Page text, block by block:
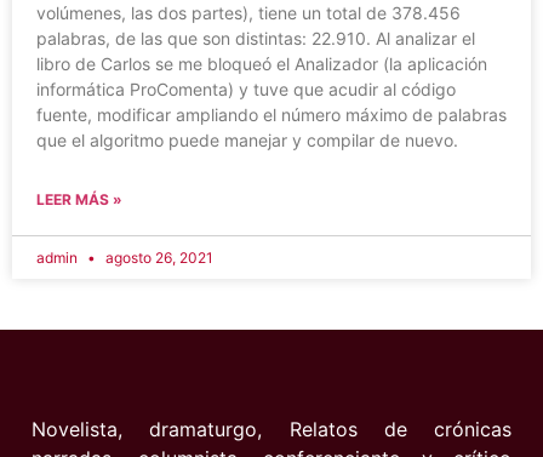
volúmenes, las dos partes), tiene un total de 378.456
palabras, de las que son distintas: 22.910. Al analizar el
libro de Carlos se me bloqueó el Analizador (la aplicación
informática ProComenta) y tuve que acudir al código
fuente, modificar ampliando el número máximo de palabras
que el algoritmo puede manejar y compilar de nuevo.
LEER MÁS »
admin agosto 26, 2021
Novelista, dramaturgo, Relatos de crónicas